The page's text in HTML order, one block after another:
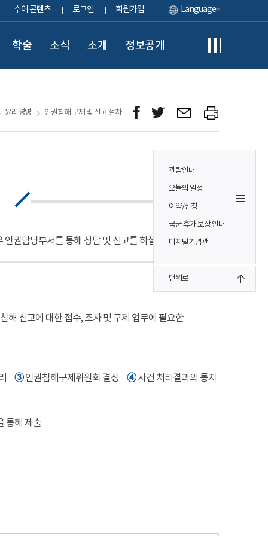
수어 콘텐츠 로그인 회원가입 Language
학술 소식 소개 정보공개
관람안내
오늘의 일정
예약/신청
국군 휴가 보상 안내
디지털기념관
맨위로
윤리경영 인권침해 구제 및 신고 절차
권담당부서를 통해 상담 및 신고를 하실 수 있습니다.
해 신고에 대한 접수, 조사 및 구제 업무에 필요한
➂인권침해구제위원회 결정 ➃사건 처리결과의 통지
통해 제출